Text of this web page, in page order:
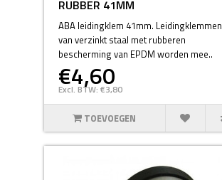
RUBBER 41MM
ABA leidingklem 41mm. Leidingklemmen
van verzinkt staal met rubberen
bescherming van EPDM worden mee..
€4,60
Excl. BTW: €3,80
TOEVOEGEN